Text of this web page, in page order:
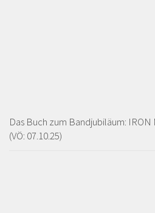
Das Buch zum Bandjubiläum:
(VÖ: 07.10.25)